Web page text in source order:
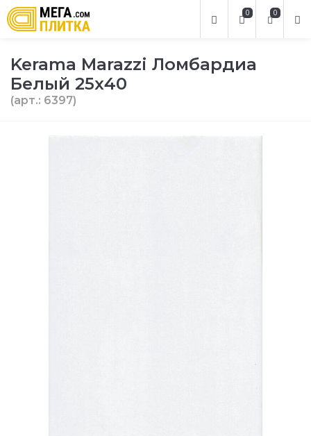
0
0
Kerama Marazzi Ломбардиа
Белый 25х40
(арт.: 6397)